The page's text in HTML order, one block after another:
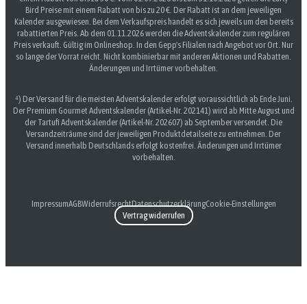
Bird Preise mit einem Rabatt von bis zu 20 €. Der Rabatt ist an dem jeweiligen
Kalender ausgewiesen. Bei dem Verkaufspreis handelt es sich jeweils um den bereits
rabattierten Preis. Ab dem 01.11.2026 werden die Adventskalender zum regulären
Preis verkauft. Gültig im Onlineshop. In den Gepp's Filialen nach Angebot vor Ort. Nur
so lange der Vorrat reicht. Nicht kombinierbar mit anderen Aktionen und Rabatten.
Änderungen und Irrtümer vorbehalten.
⁴) Der Versand für die meisten Adventskalender erfolgt voraussichtlich ab Ende Juni.
Der Premium Gourmet Adventskalender (Artikel-Nr. 202141) wird ab Mitte August und
der Tartufi Adventskalender (Artikel-Nr. 202607) ab September versendet. Die
Versandzeiträume sind der jeweiligen Produktdetailseite zu entnehmen. Der
Versand innerhalb Deutschlands erfolgt kostenfrei. Änderungen und Irrtümer
vorbehalten.
ImpressumAGBWiderrufsrechtDatenschutzerklärungCookie-Einstellungen
Vertrag widerrufen